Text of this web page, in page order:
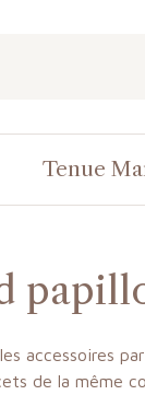
Tenue
accessoires
de la même